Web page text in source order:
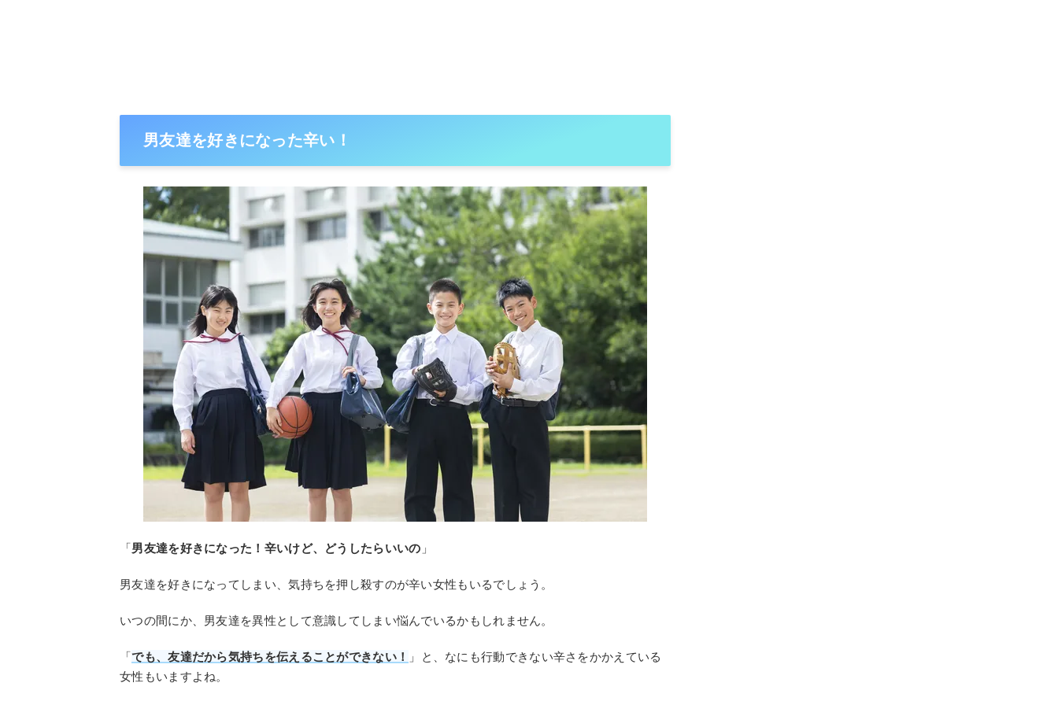
男友達を好きになった辛い！
「男友達を好きになった！辛いけど、どうしたらいいの 」
男友達を好きになってしまい、気持ちを押し殺すのが辛い女性もいるでしょう。
いつの間にか、男友達を異性として意識してしまい悩んでいるかもしれません。
「でも、友達だから気持ちを伝えることができない！
」と、なにも行動できない辛さをかかえている
女性もいますよね。